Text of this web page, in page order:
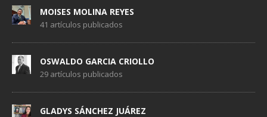
MOISES MOLINA REYES
41 artículos publicados
OSWALDO GARCIA CRIOLLO
29 artículos publicados
GLADYS SÁNCHEZ JUÁREZ